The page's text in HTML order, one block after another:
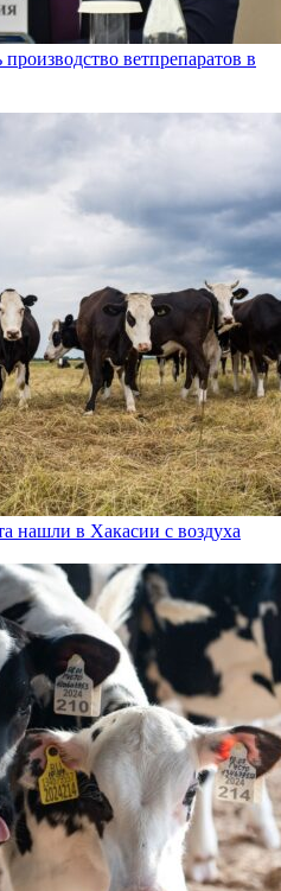
ветпрепаратов в
нашли в Хакасии с воздуха